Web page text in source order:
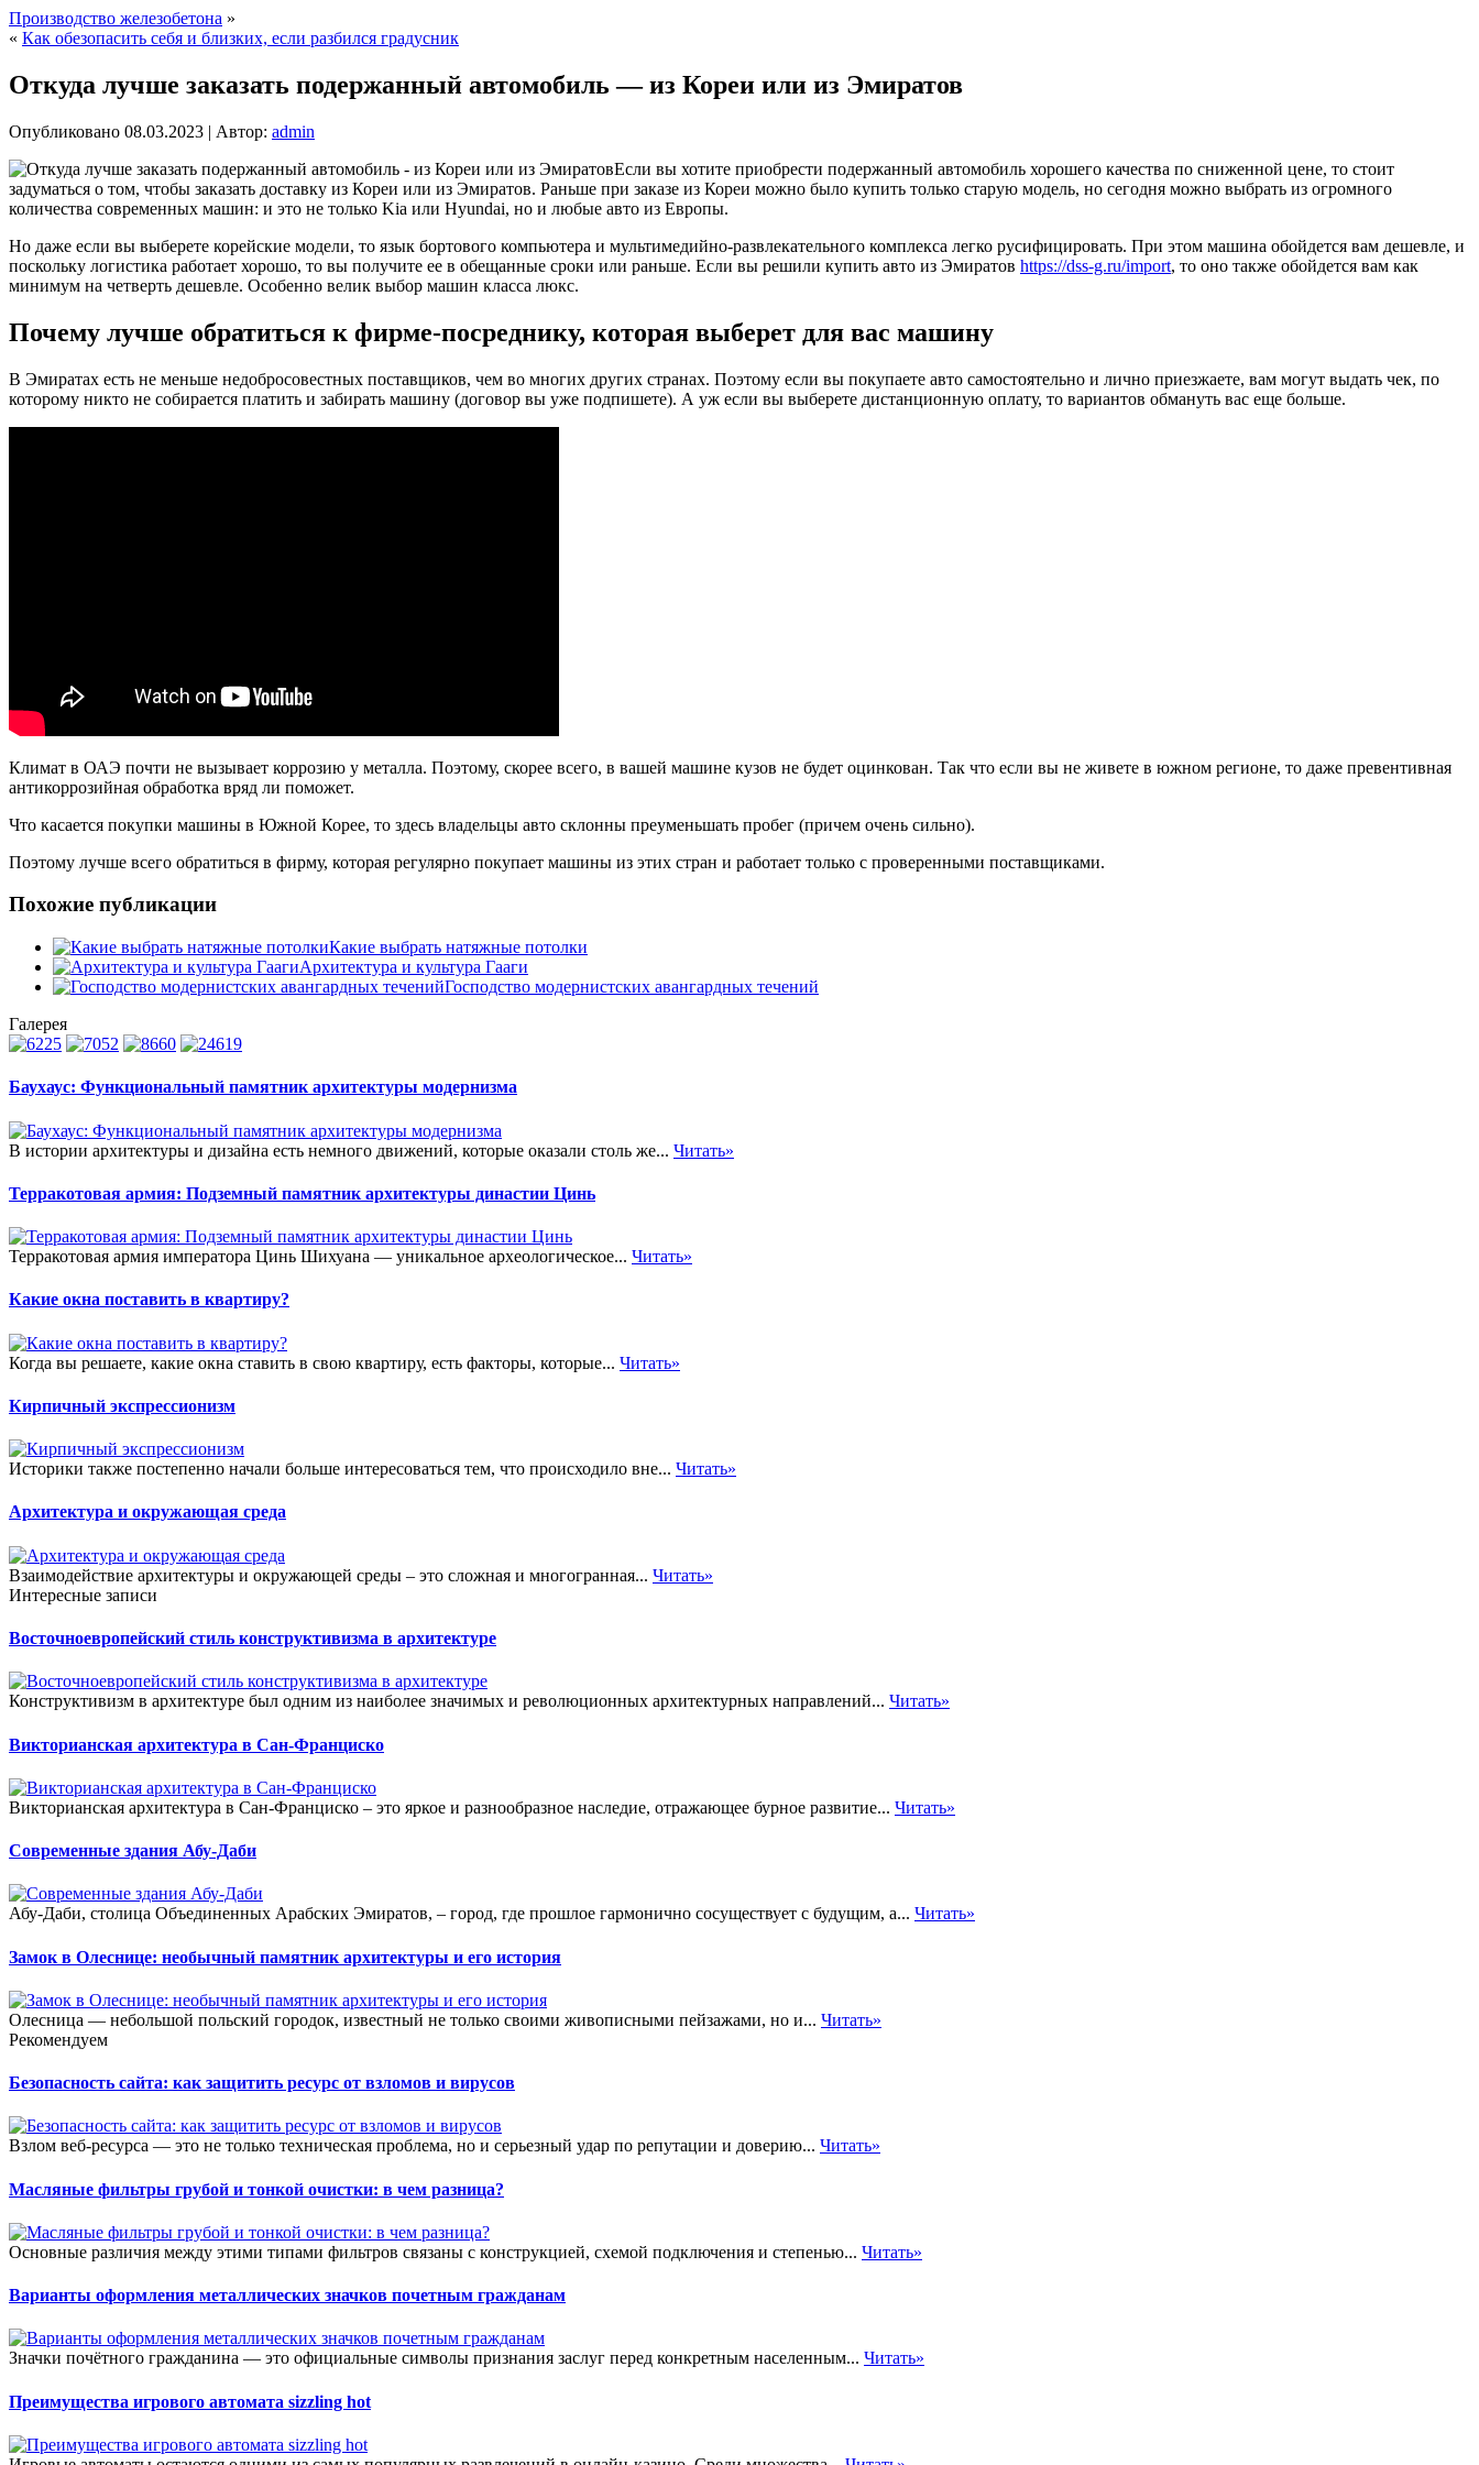
Производство железобетона »
« Как обезопасить себя и близких, если разбился градусник
Откуда лучше заказать подержанный автомобиль — из Кореи или из Эмиратов
Опубликовано 08.03.2023 | Автор: admin
Если вы хотите приобрести подержанный автомобиль хорошего качества по сниженной цене, то стоит
задуматься о том, чтобы заказать доставку из Кореи или из Эмиратов. Раньше при заказе из Кореи можно было купить только старую модель, но сегодня можно выбрать из огромного
количества современных машин: и это не только Kia или Hyundai, но и любые авто из Европы.
Но даже если вы выберете корейские модели, то язык бортового компьютера и мультимедийно-развлекательного комплекса легко русифицировать. При этом машина обойдется вам дешевле, и
поскольку логистика работает хорошо, то вы получите ее в обещанные сроки или раньше. Если вы решили купить авто из Эмиратов https://dss-g.ru/import, то оно также обойдется вам как
минимум на четверть дешевле. Особенно велик выбор машин класса люкс.
Почему лучше обратиться к фирме-посреднику, которая выберет для вас машину
В Эмиратах есть не меньше недобросовестных поставщиков, чем во многих других странах. Поэтому если вы покупаете авто самостоятельно и лично приезжаете, вам могут выдать чек, по
которому никто не собирается платить и забирать машину (договор вы уже подпишете). А уж если вы выберете дистанционную оплату, то вариантов обмануть вас еще больше.
Климат в ОАЭ почти не вызывает коррозию у металла. Поэтому, скорее всего, в вашей машине кузов не будет оцинкован. Так что если вы не живете в южном регионе, то даже превентивная
антикоррозийная обработка вряд ли поможет.
Что касается покупки машины в Южной Корее, то здесь владельцы авто склонны преуменьшать пробег (причем очень сильно).
Поэтому лучше всего обратиться в фирму, которая регулярно покупает машины из этих стран и работает только с проверенными поставщиками.
Похожие публикации
Какие выбрать натяжные потолки
Архитектура и культура Гааги
Господство модернистских авангардных течений
Галерея
Баухаус: Функциональный памятник архитектуры модернизма
В истории архитектуры и дизайна есть немного движений, которые оказали столь же... Читать»
Терракотовая армия: Подземный памятник архитектуры династии Цинь
Терракотовая армия императора Цинь Шихуана — уникальное археологическое... Читать»
Какие окна поставить в квартиру?
Когда вы решаете, какие окна ставить в свою квартиру, есть факторы, которые... Читать»
Кирпичный экспрессионизм
Историки также постепенно начали больше интересоваться тем, что происходило вне... Читать»
Архитектура и окружающая среда
Взаимодействие архитектуры и окружающей среды – это сложная и многогранная... Читать»
Интересные записи
Восточноевропейский стиль конструктивизма в архитектуре
Конструктивизм в архитектуре был одним из наиболее значимых и революционных архитектурных направлений... Читать»
Викторианская архитектура в Сан-Франциско
Викторианская архитектура в Сан-Франциско – это яркое и разнообразное наследие, отражающее бурное развитие... Читать»
Современные здания Абу-Даби
Абу-Даби, столица Объединенных Арабских Эмиратов, – город, где прошлое гармонично сосуществует с будущим, а... Читать»
Замок в Олеснице: необычный памятник архитектуры и его история
Олесница — небольшой польский городок, известный не только своими живописными пейзажами, но и... Читать»
Рекомендуем
Безопасность сайта: как защитить ресурс от взломов и вирусов
Взлом веб-ресурса — это не только техническая проблема, но и серьезный удар по репутации и доверию... Читать»
Масляные фильтры грубой и тонкой очистки: в чем разница?
Основные различия между этими типами фильтров связаны с конструкцией, схемой подключения и степенью... Читать»
Варианты оформления металлических значков почетным гражданам
Значки почётного гражданина — это официальные символы признания заслуг перед конкретным населенным... Читать»
Преимущества игрового автомата sizzling hot